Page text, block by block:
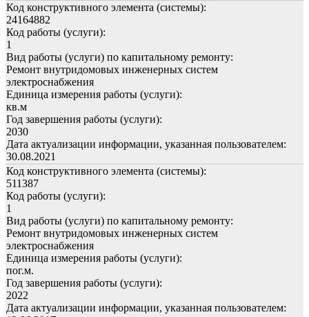
Код конструктивного элемента (системы):
24164882
Код работы (услуги):
1
Вид работы (услуги) по капитальному ремонту:
Ремонт внутридомовых инженерных систем
электроснабжения
Единица измерения работы (услуги):
кв.м
Год завершения работы (услуги):
2030
Дата актуализации информации, указанная пользователем:
30.08.2021
Код конструктивного элемента (системы):
511387
Код работы (услуги):
1
Вид работы (услуги) по капитальному ремонту:
Ремонт внутридомовых инженерных систем
электроснабжения
Единица измерения работы (услуги):
пог.м.
Год завершения работы (услуги):
2022
Дата актуализации информации, указанная пользователем: